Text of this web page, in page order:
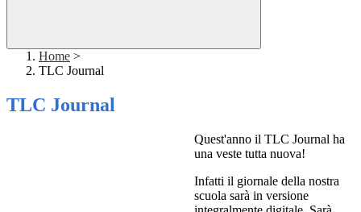
Home >
TLC Journal
TLC Journal
Quest'anno il TLC Journal ha
una veste tutta nuova!
Infatti il giornale della nostra
scuola sarà in versione